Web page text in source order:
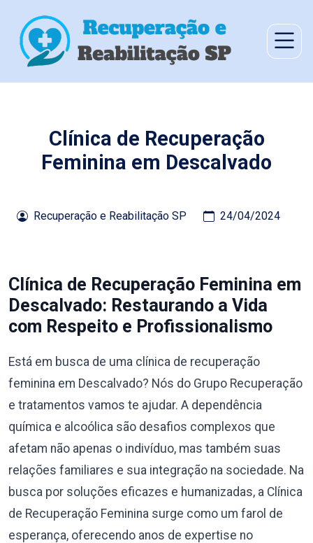
Clínica de Recuperação
Feminina em Descalvado
Recuperação e Reabilitação SP 24/04/2024
Clínica de Recuperação Feminina em
Descalvado: Restaurando a Vida
com Respeito e Profissionalismo
Está em busca de uma clínica de recuperação
feminina em Descalvado? Nós do Grupo Recuperação
e tratamentos vamos te ajudar. A dependência
química e alcoólica são desafios complexos que
afetam não apenas o indivíduo, mas também suas
relações familiares e sua integração na sociedade. Na
busca por soluções eficazes e humanizadas, a Clínica
de Recuperação Feminina surge como um farol de
esperança, oferecendo anos de expertise no